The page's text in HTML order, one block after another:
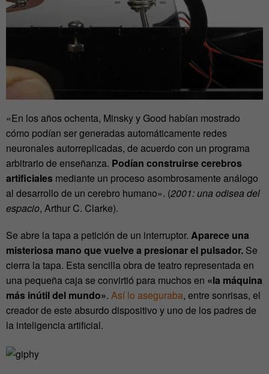
«En los años ochenta, Minsky y Good habían mostrado
cómo podían ser generadas automáticamente redes
neuronales autorreplicadas, de acuerdo con un programa
arbitrario de enseñanza. Podían construirse cerebros
artificiales mediante un proceso asombrosamente análogo
al desarrollo de un cerebro humano». (2001: una odisea del
espacio, Arthur C. Clarke).
Se abre la tapa a petición de un interruptor. Aparece una
misteriosa mano que vuelve a presionar el pulsador. Se
cierra la tapa. Esta sencilla obra de teatro representada en
una pequeña caja se convirtió para muchos en «la máquina
más inútil del mundo». Así lo aseguraba, entre sonrisas, el
creador de este absurdo dispositivo y uno de los padres de
la inteligencia artificial.